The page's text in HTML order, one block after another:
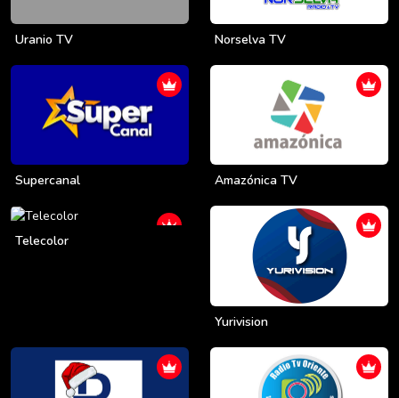
Uranio TV Norselva TV
Supercanal Amazónica TV
Telecolor
Yurivision